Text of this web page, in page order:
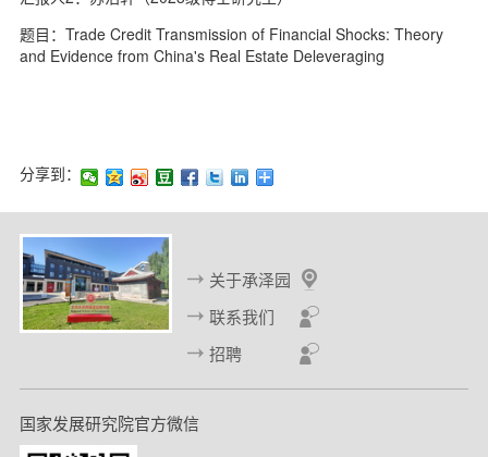
题目：Trade Credit Transmission of Financial Shocks: Theory
and Evidence from China's Real Estate Deleveraging
分享到：
关于承泽园
联系我们
招聘
国家发展研究院官方微信